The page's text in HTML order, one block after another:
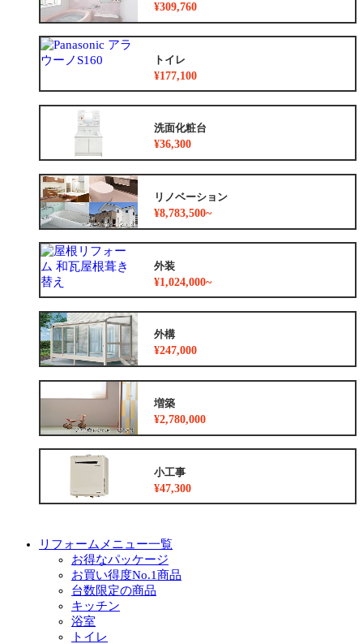
¥309,760
トイレ
¥177,100
洗面化粧台
¥36,300
リノベーション
¥8,783,500~
外装
¥1,024,000~
外構
¥247,000
増築
¥2,780,000
小工事
¥47,300
リフォームメニュー一覧
お得なパッケージ
お買い得度No.1商品
台数限定の商品
キッチン
浴室
トイレ